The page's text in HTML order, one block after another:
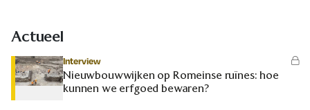
Actueel
Interview
Nieuwbouwwijken op Romeinse ruïnes: hoe
kunnen we erfgoed bewaren?